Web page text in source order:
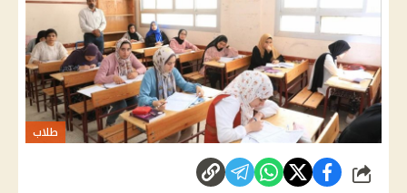
طلاب
شارك